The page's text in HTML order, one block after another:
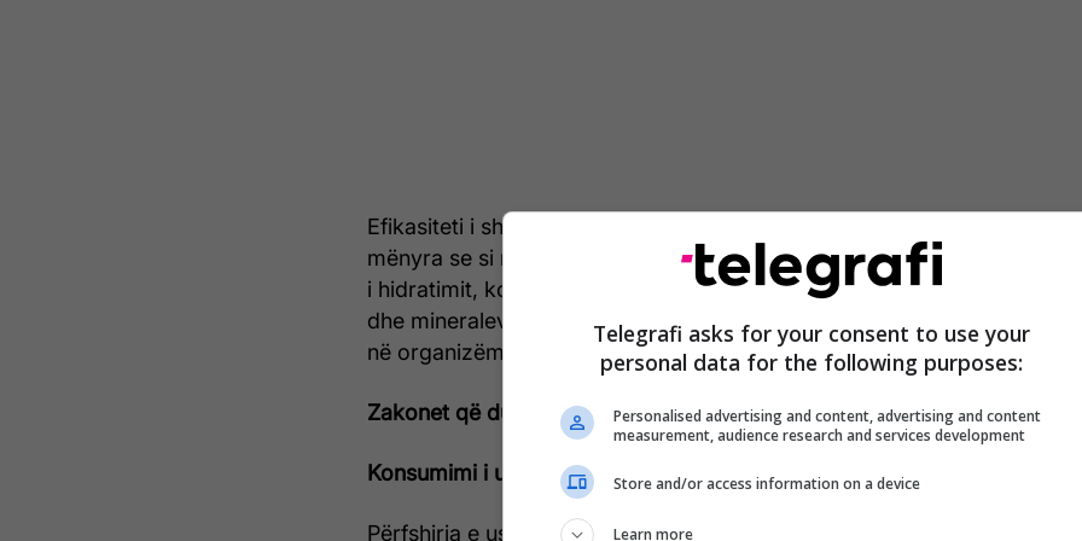
Efikasiteti i shtesave ushqimore varet në masë të madhe nga
mënyra se si merren dhe si kombinohen me elemente të tjera. Niveli
i hidratimit, koha e marrjes së dozave, si edhe prania e disa pijeve
dhe mineraleve, mund të ndryshojnë dukshëm shkallën e përthithjes
në organizëm.
Zakonet që duhet të zbatohen për veprim më të mirë të magnezit
Konsumimi i ushqimeve të pasura me magnez
Përfshirja e ushqimeve të pasura me magnez, si perimet e gjelbra,
Telegrafi asks for your consent to use your
personal data for the following purposes:
Personalised advertising and content, advertising and content
measurement, audience research and services development
Store and/or access information on a device
Learn more